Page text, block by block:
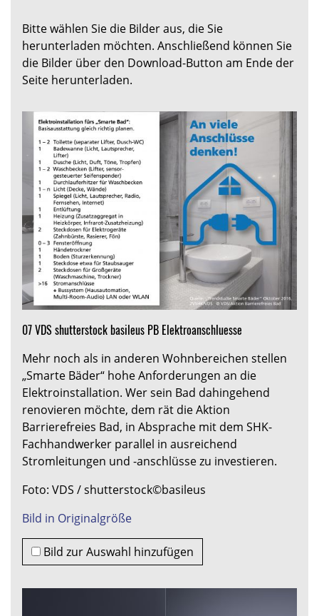
Bitte wählen Sie die Bilder aus, die Sie
herunterladen möchten. Anschließend können Sie
die Bilder über den Download-Button am Ende der
Seite herunterladen.
07 VDS shutterstock basileus PB Elektroanschluesse
Mehr noch als in anderen Wohnbereichen stellen
„Smarte Bäder“ hohe Anforderungen an die
Elektroinstallation. Wer sein Bad dahingehend
renovieren möchte, dem rät die Aktion
Barrierefreies Bad, in Absprache mit dem SHK-
Fachhandwerker parallel in ausreichend
Stromleitungen und -anschlüsse zu investieren.
Foto: VDS / shutterstock©basileus
Bild in Originalgröße
Bild zur Auswahl hinzufügen